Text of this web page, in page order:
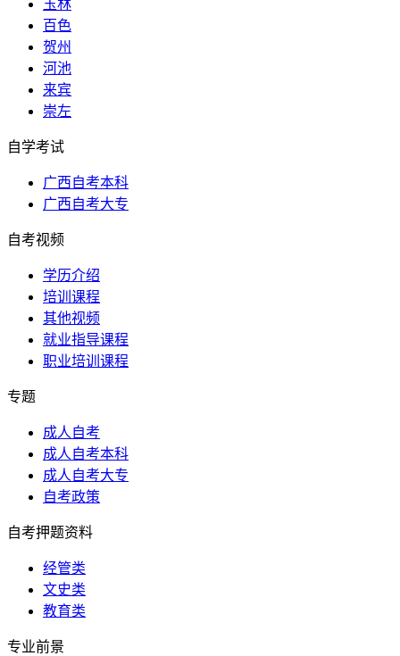
玉林
百色
贺州
河池
来宾
崇左
自学考试
广西自考本科
广西自考大专
自考视频
学历介绍
培训课程
其他视频
就业指导课程
职业培训课程
专题
成人自考
成人自考本科
成人自考大专
自考政策
自考押题资料
经管类
文史类
教育类
专业前景